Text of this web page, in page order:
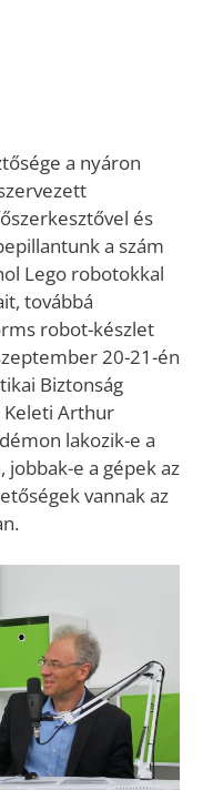
a nyáron
és
a szám
Lego robotokkal
továbbá
robot-készlet
20-21-én
Biztonság
Keleti Arthur
lakozik-e a
e a gépek az
vannak az